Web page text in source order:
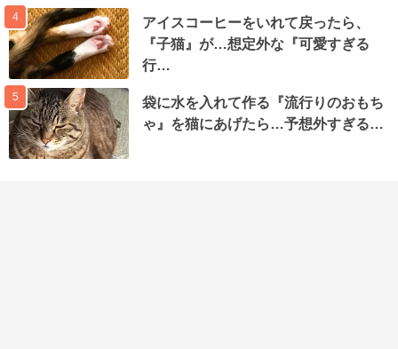
4
アイスコーヒーをいれて戻ったら、
『子猫』が…想定外な『可愛すぎる
行…
5
袋に水を入れて作る『流行りのおもち
ゃ』を猫にあげたら…予想外すぎる…